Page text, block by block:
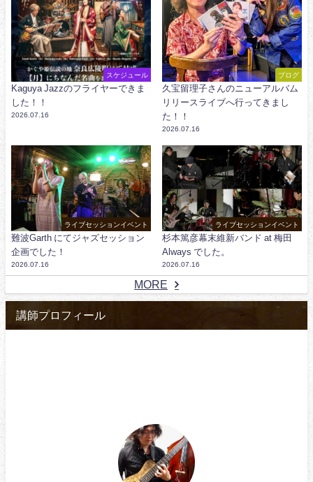
スケジュール
Kaguya Jazzのフライヤーできま
した！！
2026.07.16
ブログ
久宝留理子さんのニューアルバム
リリースライブへ行ってきまし
た！！
2026.07.16
ライブセッションイベント
難波Garth にてジャズセッション
企画でした！
2026.07.16
ライブセッションイベント
杉本篤彦幕末維新バンド at 梅田
Always でした。
2026.07.16
MORE
講師プロフィール